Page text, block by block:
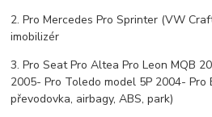
2. Pro Mercedes Pro Sprinter (VW
imobilizér
3. Pro Seat Pro Altea Pro Leon MQB
2005- Pro Toledo model 5P 2004- Pro
převodovka, airbagy, ABS, park)